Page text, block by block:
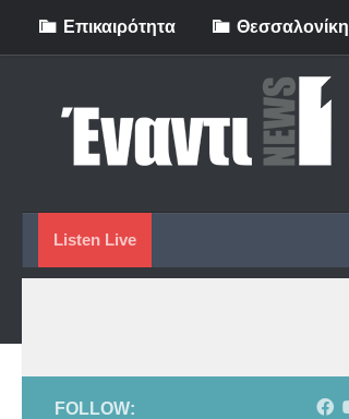
Skip to content
Eπικαιρότητα Θεσσαλονίκη
Listen Live
FOLLOW: